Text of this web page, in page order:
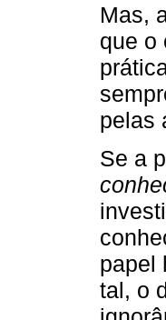
Mas,
que o
pelas
Se a
papel
tal, o